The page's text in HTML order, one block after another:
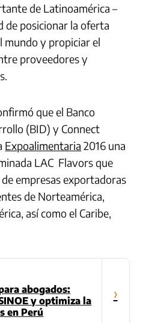
de Latinoamérica –
de posicionar la oferta
mundo y propiciar el
proveedores y
que el Banco
(BID) y Connect
Expoalimentaria 2016 una
LAC Flavors que
empresas exportadoras
de Norteamérica,
así como el Caribe,
abogados:
y optimiza la
en Perú
›